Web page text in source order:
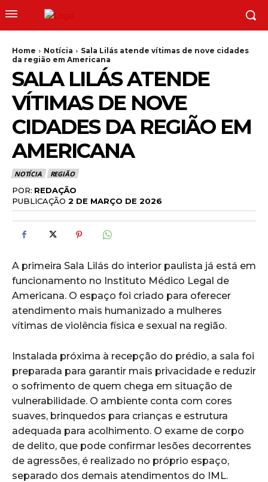
Home Notícia
Sala Lilás atende vítimas de nove cidades
da região em Americana
SALA LILÁS ATENDE
VÍTIMAS DE NOVE
CIDADES DA REGIÃO EM
AMERICANA
NOTÍCIA REGIÃO
POR: REDAÇÃO
PUBLICAÇÃO 2 DE MARÇO DE 2026
A primeira Sala Lilás do interior paulista já está em
funcionamento no Instituto Médico Legal de
Americana. O espaço foi criado para oferecer
atendimento mais humanizado a mulheres
vítimas de violência física e sexual na região.
Instalada próxima à recepção do prédio, a sala foi
preparada para garantir mais privacidade e reduzir
o sofrimento de quem chega em situação de
vulnerabilidade. O ambiente conta com cores
suaves, brinquedos para crianças e estrutura
adequada para acolhimento. O exame de corpo
de delito, que pode confirmar lesões decorrentes
de agressões, é realizado no próprio espaço,
separado dos demais atendimentos do IML.